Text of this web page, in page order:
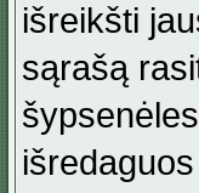
išreikšti
sąrašą